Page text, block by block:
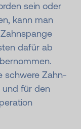
sein oder
kann man
dafür ab
schwere Zahn-
und für den